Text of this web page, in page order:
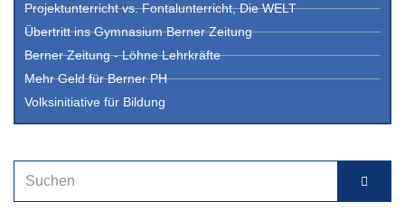
Projektunterricht vs. Fontalunterricht, Die WELT
Übertritt ins Gymnasium Berner Zeitung
Berner Zeitung - Löhne Lehrkräfte
Mehr Geld für Berner PH
Volksinitiative für Bildung